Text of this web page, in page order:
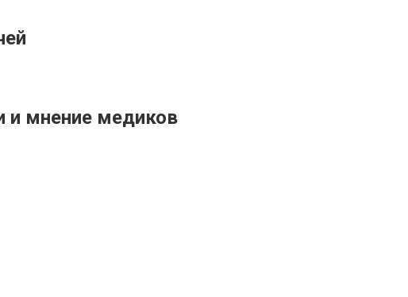
и мнение медиков